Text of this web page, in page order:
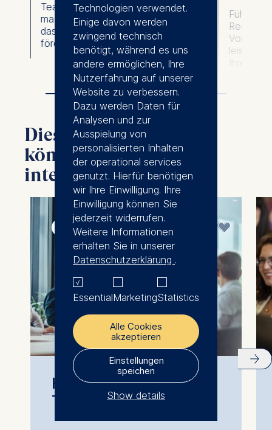
Teams effektiv und treffen Sie
maßgebliche Entscheidungen, die
das Unternehmenswachstum
fördern.
Führen
Diese Programme
könnten Sie auch
interessieren
April 2027
High Performing
Teams führen
Technologien verwendet.
Einige davon werden
zwingend technisch
benötigt, während es uns
andere ermöglichen, Ihre
Nutzerfahrung auf unserer
Website zu verbessern.
Dazu werden Daten für
Analysen und zur
Ausspielung von
personalisierten Inhalten
der operational services
genutzt. Hierfür benötigen
wir Ihre Einwilligung. Ihre
Einwilligung können Sie
jederzeit widerrufen.
Weitere Informationen
erhalten Sie in unserer
Datenschutzerklärung .
EssentialMarketingStatistics
Alle Cookies
akzeptieren
Einstellungen
speichen
Show details
The controller responsible